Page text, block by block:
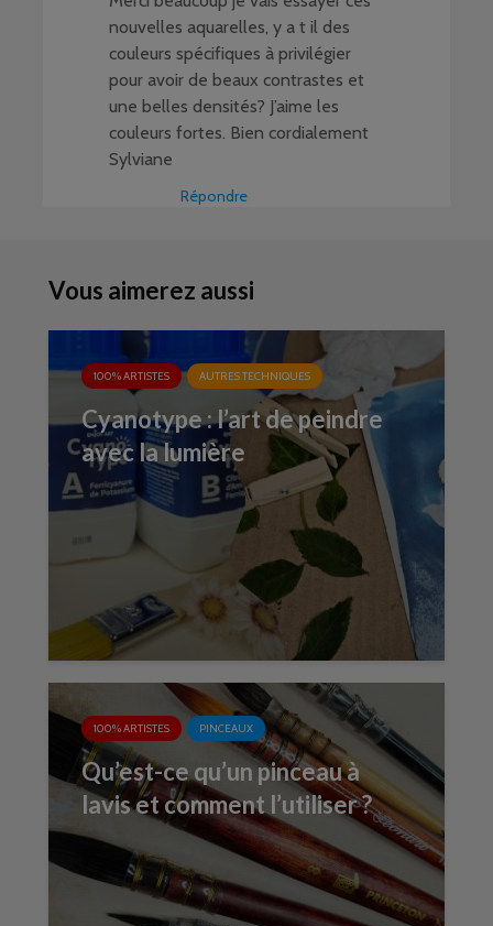
nouvelles aquarelles, y a t il des
couleurs spécifiques à privilégier
pour avoir de beaux contrastes et
une belles densités? J’aime les
couleurs fortes. Bien cordialement
Sylviane
Répondre
Vous aimerez aussi
100% ARTISTES AUTRES TECHNIQUES
Cyanotype : l’art de peindre
avec la lumière
100% ARTISTES PINCEAUX
Qu’est-ce qu’un pinceau à
lavis et comment l’utiliser ?